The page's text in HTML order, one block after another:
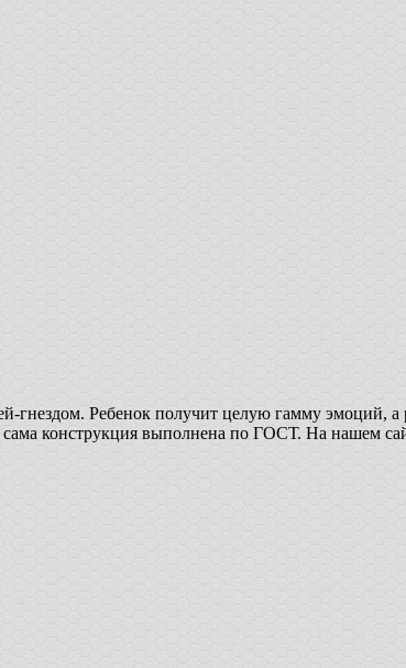
Ребенок получит целую гамму эмоций, а
конструкция выполнена по ГОСТ. На нашем